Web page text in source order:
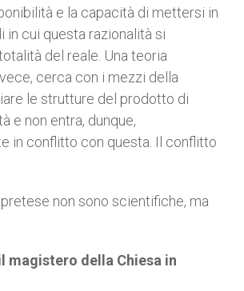
e la capacità di mettersi in
in cui questa razionalità si
del reale. Una teoria
cerca con i mezzi della
le strutture del prodotto di
e non entra, dunque,
in conflitto con questa. Il conflitto
non sono scientifiche, ma
magistero della Chiesa in